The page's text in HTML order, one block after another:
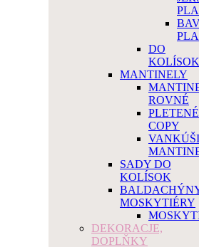
DO
KOLÍSOK
MANTINELY
ROVNÉ
PLETENÉ
COPY
SADY DO
KOLÍSOK
MOSKYTIÉRY
DEKORACJE,
DOPLŇKY